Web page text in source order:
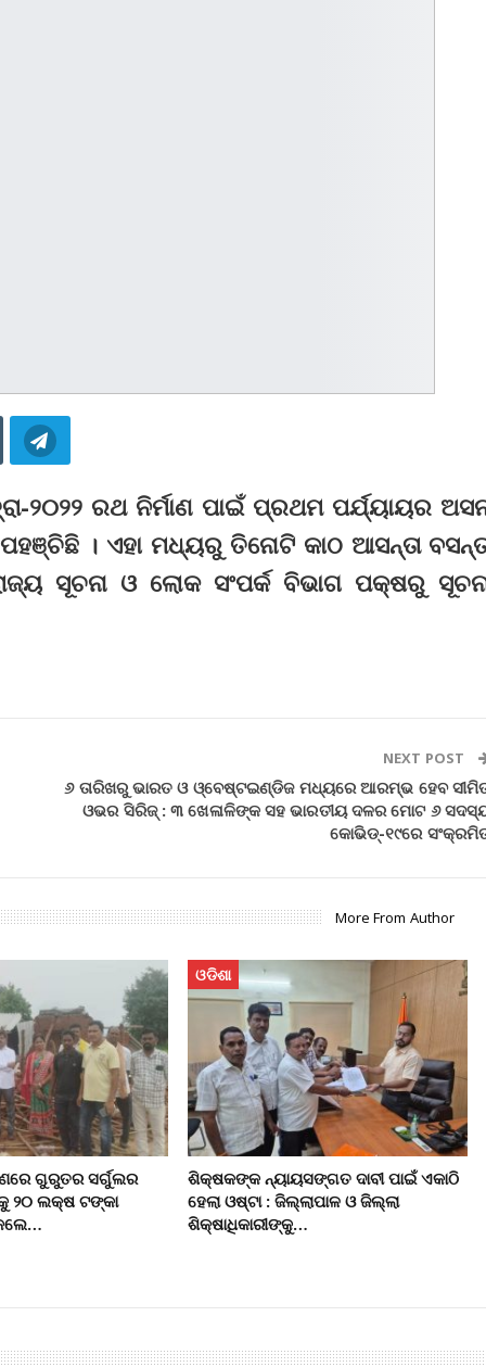
୨୦୨୨ ରଥ ନିର୍ମାଣ ପାଇଁ ପ୍ରଥମ ପର୍ଯ୍ୟାୟର
। ଏହା ମଧ୍ୟରୁ ତିନୋଟି କାଠ ଆସନ୍ତା
ସୂଚନା ଓ ଲୋକ ସଂପର୍କ ବିଭାଗ ପକ୍ଷରୁ
NEXT POST
୬ ତାରିଖରୁ ଭାରତ ଓ ଓ୍ବେଷ୍ଟଇଣ୍ଡିଜ ମଧ୍ୟରେ ଆରମ୍ଭ ହେବ
ଓଭର ସିରିଜ୍‌ : ୩ ଖେଳାଳିଙ୍କ ସହ ଭାରତୀୟ ଦଳର ମୋଟ ୬
କୋଭିଡ୍‌-୧୯ରେ
More From Author
ଗୁରୁତର ସର୍ଗୁଲର
୨୦ ଲକ୍ଷ ଟଙ୍କା
ଓଡିଶା
ଶିକ୍ଷକଙ୍କ ନ୍ୟାୟସଙ୍ଗତ ଦାବୀ ପାଇଁ ଏକାଠି
ହେଲା ଓଷ୍ଟା : ଜିଲ୍ଲାପାଳ ଓ ଜିଲ୍ଲା
ଶିକ୍ଷାଧିକାରୀଙ୍କୁ…